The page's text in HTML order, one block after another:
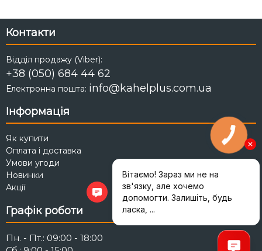
Контакти
Відділ продажу (Viber):
+38 (050) 684 44 62
Електронна пошта: info@kahelplus.com.ua
Інформація
Як купити
Оплата і доставка
Умови угоди
Новинки
Акції
Графік роботи
Пн. - Пт.: 09:00 - 18:00